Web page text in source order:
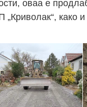
оваа е
како